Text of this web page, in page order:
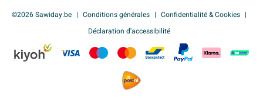
©2026 Sawiday.be Conditions générales
Confidentialité & Cookies
Déclaration d'accessibilité